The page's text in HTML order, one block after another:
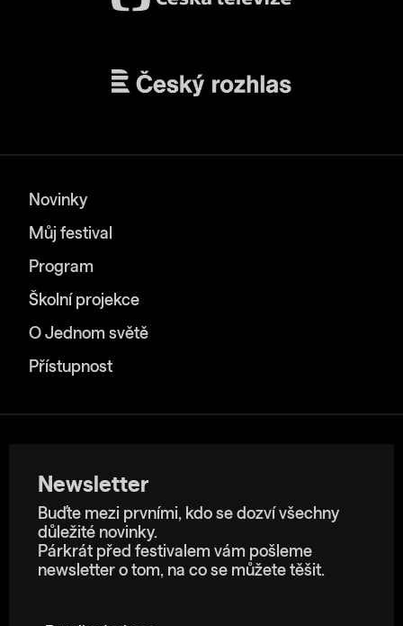
Novinky
Můj festival
Program
Školní projekce
O Jednom světě
Přístupnost
Newsletter
Buďte mezi prvními, kdo se dozví všechny
důležité novinky.
Párkrát před festivalem vám pošleme
newsletter o tom, na co se můžete těšit.